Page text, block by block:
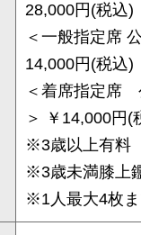
28,000円(税込)
＜一般指定席
14,000円(税込)
＜着席指定席
＞ ￥14,000円(
※3歳以上有料
※3歳未満膝上
※1人最大4枚